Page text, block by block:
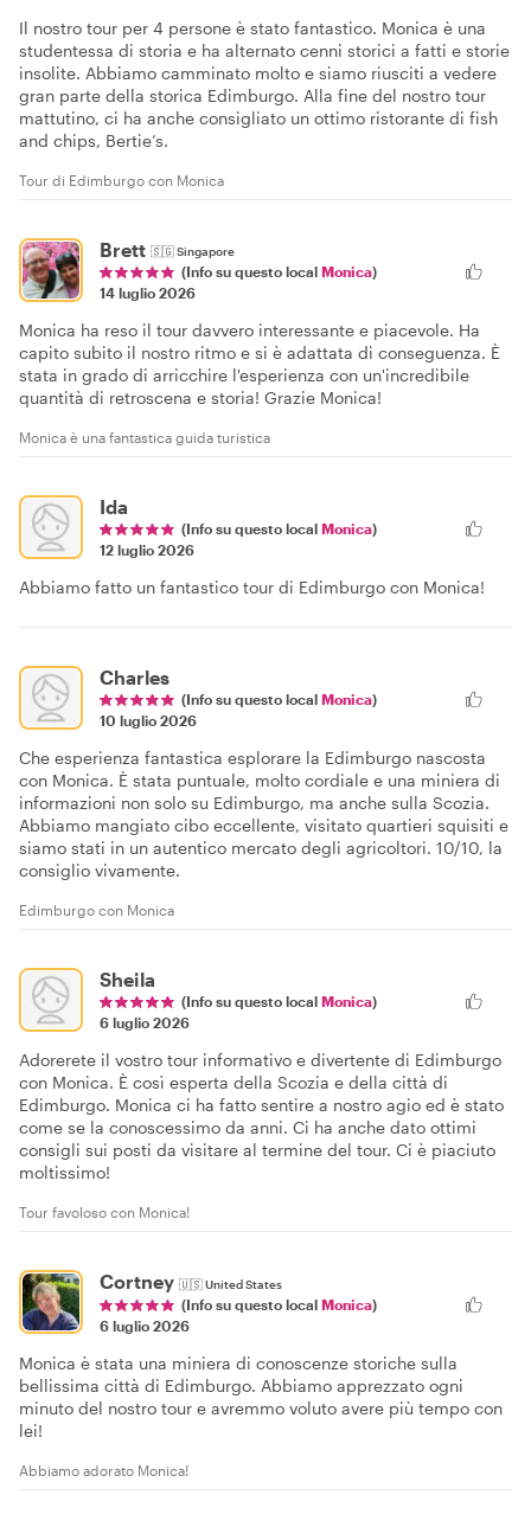
Il nostro tour per 4 persone è stato fantastico. Monica è una
studentessa di storia e ha alternato cenni storici a fatti e storie
insolite. Abbiamo camminato molto e siamo riusciti a vedere
gran parte della storica Edimburgo. Alla fine del nostro tour
mattutino, ci ha anche consigliato un ottimo ristorante di fish
and chips, Bertie’s.
Tour di Edimburgo con Monica
Brett 🇸🇬Singapore
(Info su questo local Monica)
14 luglio 2026
Monica ha reso il tour davvero interessante e piacevole. Ha
capito subito il nostro ritmo e si è adattata di conseguenza. È
stata in grado di arricchire l'esperienza con un'incredibile
quantità di retroscena e storia! Grazie Monica!
Monica è una fantastica guida turistica
Ida
(Info su questo local Monica)
12 luglio 2026
Abbiamo fatto un fantastico tour di Edimburgo con Monica!
Charles
(Info su questo local Monica)
10 luglio 2026
Che esperienza fantastica esplorare la Edimburgo nascosta
con Monica. È stata puntuale, molto cordiale e una miniera di
informazioni non solo su Edimburgo, ma anche sulla Scozia.
Abbiamo mangiato cibo eccellente, visitato quartieri squisiti e
siamo stati in un autentico mercato degli agricoltori. 10/10, la
consiglio vivamente.
Edimburgo con Monica
Sheila
(Info su questo local Monica)
6 luglio 2026
Adorerete il vostro tour informativo e divertente di Edimburgo
con Monica. È così esperta della Scozia e della città di
Edimburgo. Monica ci ha fatto sentire a nostro agio ed è stato
come se la conoscessimo da anni. Ci ha anche dato ottimi
consigli sui posti da visitare al termine del tour. Ci è piaciuto
moltissimo!
Tour favoloso con Monica!
Cortney 🇺🇸United States
(Info su questo local Monica)
6 luglio 2026
Monica è stata una miniera di conoscenze storiche sulla
bellissima città di Edimburgo. Abbiamo apprezzato ogni
minuto del nostro tour e avremmo voluto avere più tempo con
lei!
Abbiamo adorato Monica!